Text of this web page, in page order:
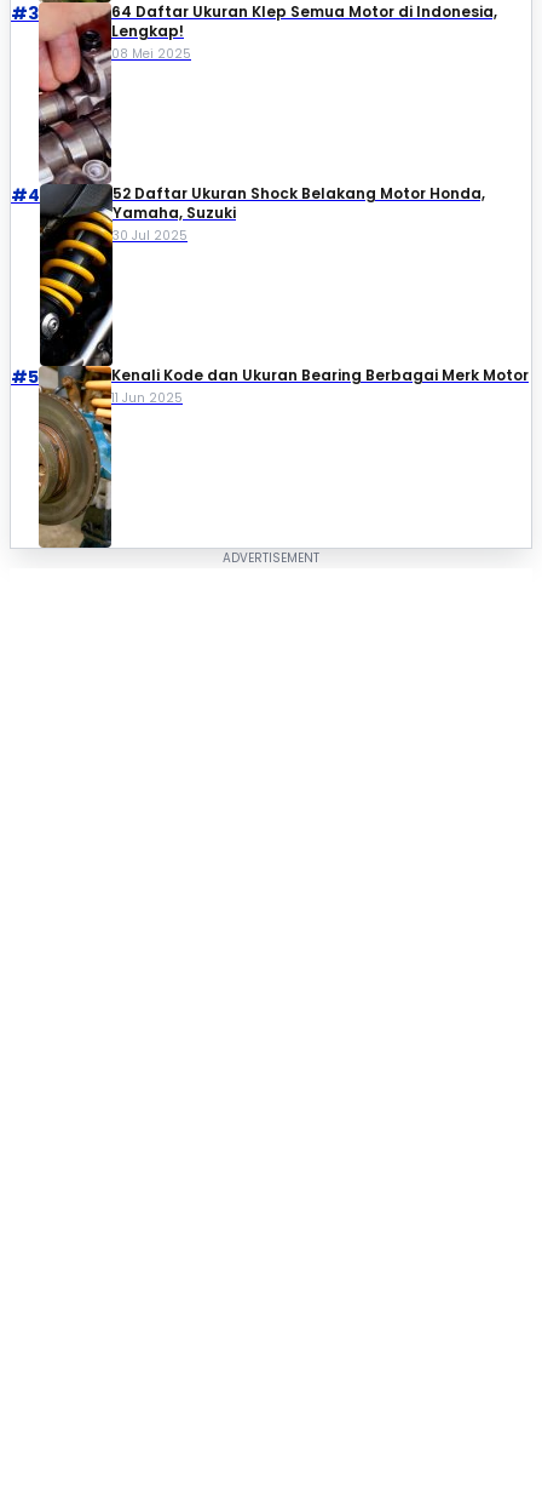
#3
64 Daftar Ukuran Klep Semua Motor di Indonesia,
Lengkap!
08 Mei 2025
#4
52 Daftar Ukuran Shock Belakang Motor Honda,
Yamaha, Suzuki​
30 Jul 2025
#5 Kenali Kode dan Ukuran Bearing Berbagai Merk Motor
11 Jun 2025